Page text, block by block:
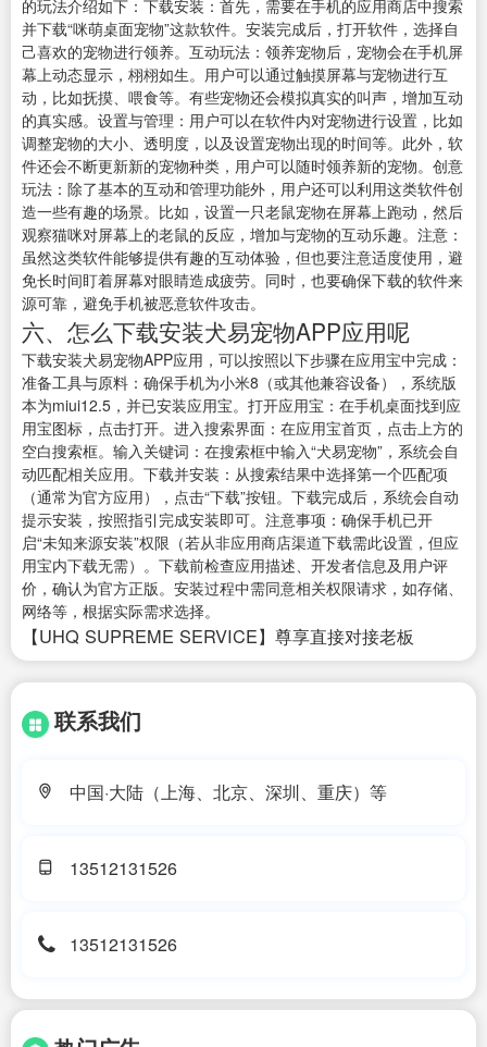
的玩法介绍如下：下载安装：首先，需要在手机的应用商店中搜索
并下载“咪萌桌面宠物”这款软件。安装完成后，打开软件，选择自
己喜欢的宠物进行领养。互动玩法：领养宠物后，宠物会在手机屏
幕上动态显示，栩栩如生。用户可以通过触摸屏幕与宠物进行互
动，比如抚摸、喂食等。有些宠物还会模拟真实的叫声，增加互动
的真实感。设置与管理：用户可以在软件内对宠物进行设置，比如
调整宠物的大小、透明度，以及设置宠物出现的时间等。此外，软
件还会不断更新新的宠物种类，用户可以随时领养新的宠物。创意
玩法：除了基本的互动和管理功能外，用户还可以利用这类软件创
造一些有趣的场景。比如，设置一只老鼠宠物在屏幕上跑动，然后
观察猫咪对屏幕上的老鼠的反应，增加与宠物的互动乐趣。注意：
虽然这类软件能够提供有趣的互动体验，但也要注意适度使用，避
免长时间盯着屏幕对眼睛造成疲劳。同时，也要确保下载的软件来
源可靠，避免手机被恶意软件攻击。
六、怎么下载安装犬易宠物APP应用呢
下载安装犬易宠物APP应用，可以按照以下步骤在应用宝中完成：
准备工具与原料：确保手机为小米8（或其他兼容设备），系统版
本为miui12.5，并已安装应用宝。打开应用宝：在手机桌面找到应
用宝图标，点击打开。进入搜索界面：在应用宝首页，点击上方的
空白搜索框。输入关键词：在搜索框中输入“犬易宠物”，系统会自
动匹配相关应用。下载并安装：从搜索结果中选择第一个匹配项
（通常为官方应用），点击“下载”按钮。下载完成后，系统会自动
提示安装，按照指引完成安装即可。注意事项：确保手机已开
启“未知来源安装”权限（若从非应用商店渠道下载需此设置，但应
用宝内下载无需）。下载前检查应用描述、开发者信息及用户评
价，确认为官方正版。安装过程中需同意相关权限请求，如存储、
网络等，根据实际需求选择。
【UHQ SUPREME SERVICE】尊享直接对接老板
联系我们
中国·大陆（上海、北京、深圳、重庆）等
13512131526
13512131526